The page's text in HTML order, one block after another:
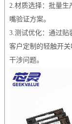
2.材质选择：批量生
嘴验证方案。
3.测试优化：通过贴
客户定制的轻触开
干涉问题。